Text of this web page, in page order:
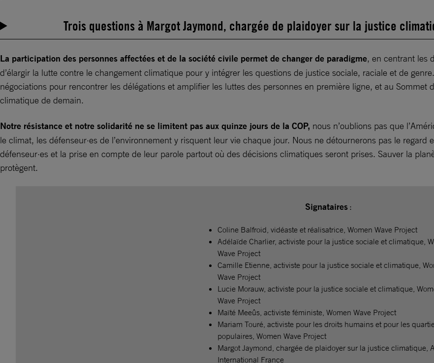
Trois questions à Margot Jaymond, chargée de plaidoyer sur la justice
La participation des personnes affectées et de la société civile permet de changer de paradigme, en centrant les
d’élargir la lutte contre le changement climatique pour y intégrer les questions de justice sociale, raciale et de
négociations pour rencontrer les délégations et amplifier les luttes des personnes en première ligne, et au
climatique de demain.
Notre résistance et notre solidarité ne se limitent pas aux quinze jours de la COP, nous n’oublions pas que
le climat, les défenseur·es de l’environnement y risquent leur vie chaque jour. Nous ne détournerons pas le
défenseur·es et la prise en compte de leur parole partout où des décisions climatiques seront prises. Sauver la
protègent.
Signataires:
Coline Balfroid, vidéaste et réalisatrice, Women Wave Project
Adélaïde Charlier, activiste pour la justice sociale et climatique,
Wave Project
Camille Etienne, activiste pour la justice sociale et climatique,
Wave Project
Lucie Morauw, activiste pour la justice sociale et climatique,
Wave Project
Maïté Meeûs, activiste féministe, Women Wave Project
Mariam Touré, activiste pour les droits humains et pour les
populaires, Women Wave Project
Margot Jaymond, chargée de plaidoyer sur la justice climatique,
International France